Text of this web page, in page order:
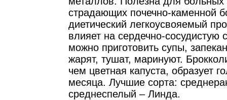
страдающих почечно-каменной
диетический легкоусвояемый
влияет на сердечно-сосудистую
можно приготовить супы,
жарят, тушат, маринуют.
чем цветная капуста, образует
месяца. Лучшие сорта:
среднеспелый – Линда.